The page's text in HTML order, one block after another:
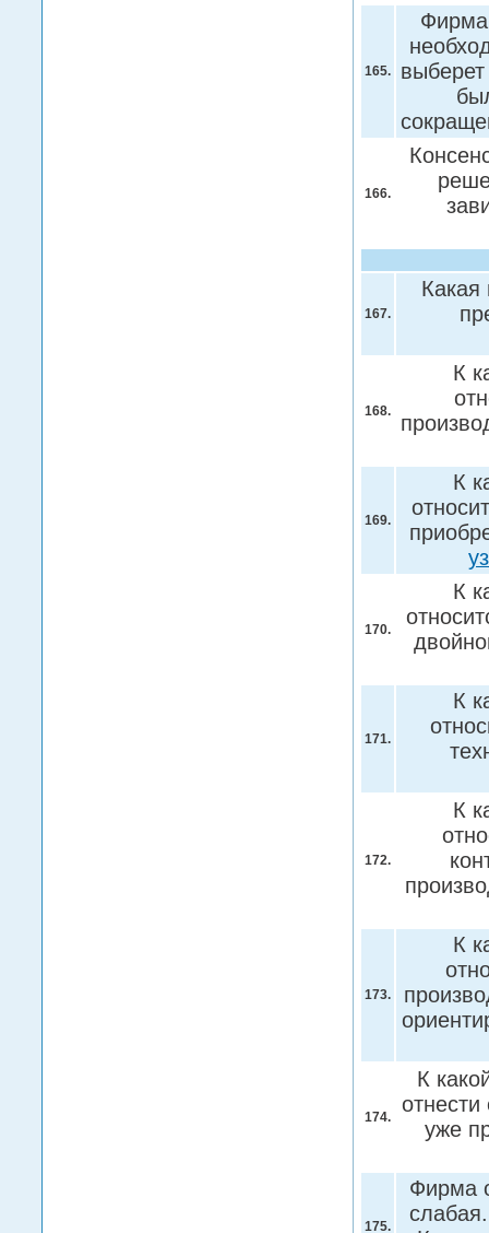
165.
Фирма
166.
167.
Какая
168.
К
169.
К
170.
К
171.
К
172.
К
173.
К
174.
К
уже
175.
Фирма